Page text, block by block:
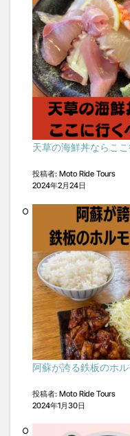
天草の海鮮丼ならこ
投稿者: Moto Ride Tours
2024年2月24日
阿蘇が誇る鉄板のホ
投稿者: Moto Ride Tours
2024年1月30日